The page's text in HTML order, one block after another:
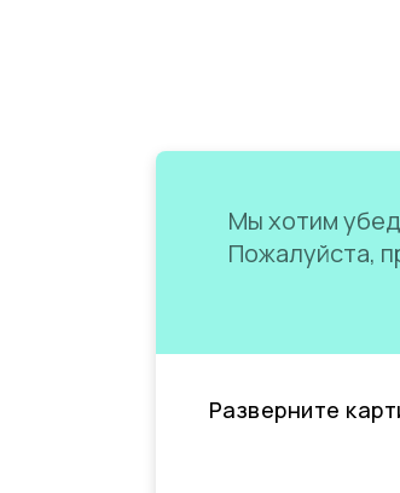
Мы хотим
Пожалуйста,
Разверните